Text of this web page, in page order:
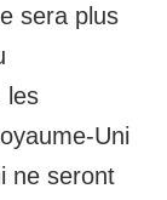
sera plus
les
Uni
ne seront